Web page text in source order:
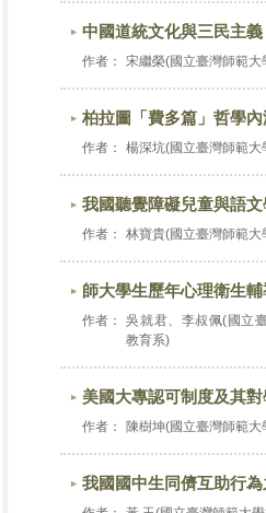
中國道統文化與三民主義
作者： 宋繼榮(國立臺灣師範
柏拉圖「費多篇」哲學
作者： 楊深坑(國立臺灣師範
我國聽覺障礙兒童與語
作者： 林寶貴(國立臺灣師範
師大學生歷年心理衛生
作者：
吳就君、李叔佩(國立
教育系)
美國大專認可制度及其
作者： 陳樹坤(國立臺灣師範
我國國中生同儕互助行